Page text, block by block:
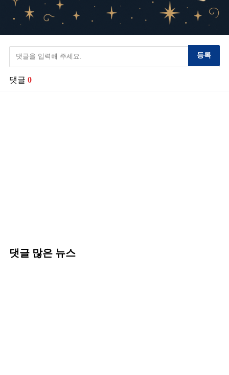
등록
댓글 0
댓글 많은 뉴스